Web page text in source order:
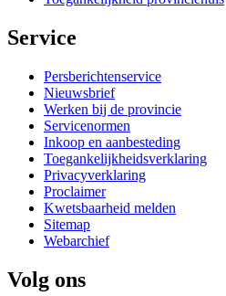
Service
Persberichtenservice
Nieuwsbrief
Werken bij de provincie
Servicenormen
Inkoop en aanbesteding
Toegankelijkheidsverklaring
Privacyverklaring
Proclaimer
Kwetsbaarheid melden
Sitemap
Webarchief
Volg ons